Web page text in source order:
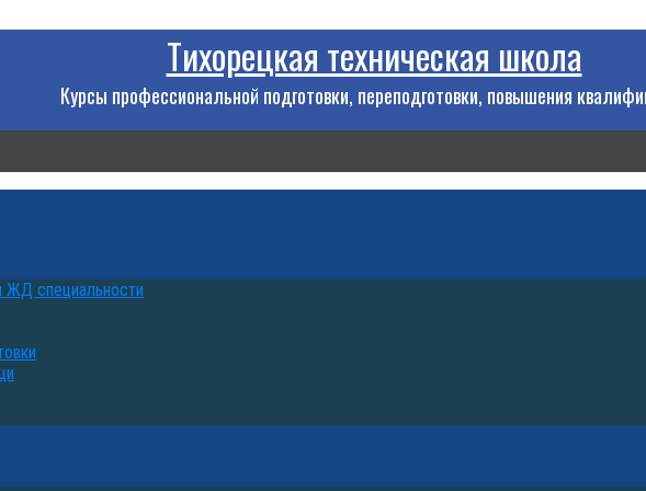
Тихорецкая техническая школа
Курсы профессиональной подготовки, переподготовки, повышения
ЖД специальности